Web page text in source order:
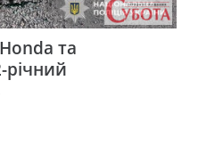
та
річний